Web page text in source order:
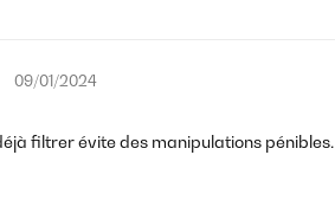
09/01/2024
filtrer évite des manipulations pénibles.